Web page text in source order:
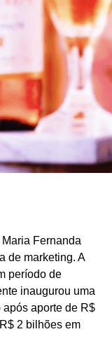
Brasil, Trident,
agências de
da Maxmilhas
Fernanda
de marketing. A
período de
inaugurou uma
aporte de R$
2 bilhões em